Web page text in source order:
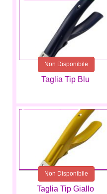
Taglia Tip Blu
Non Disponibile
Taglia Tip Giallo
2,99 €
Non Disponibile